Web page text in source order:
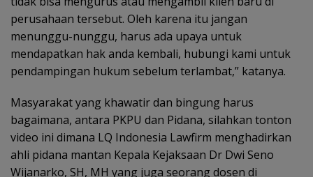
perusahaan tersebut. Oleh karena itu jangan
menunggu-nunggu, harus ada upaya untuk
mendapatkan hak anda kembali, hubungi kami untuk
pendampingan hukum sebelum terlambat,” katanya.
Masyarakat yang khawatir dan bingung harus
bagaimana, antara PKPU dan Pidana, silahkan tonton
video ini dimana LQ Indonesia Lawfirm menghadirkan
ahli pidana mantan Kepala Kejaksaan Dr Dwi Seno
Wijanarko, SH, MH yang juga seorang dosen di